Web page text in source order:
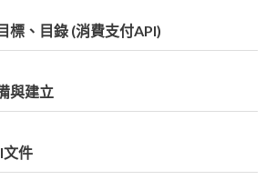
標、目錄 (消費支付API)
與建立
文件